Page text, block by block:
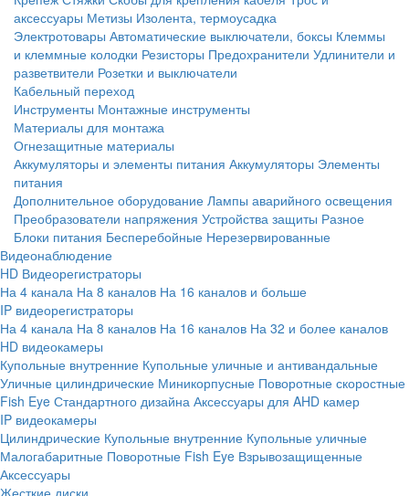
аксессуары Метизы Изолента, термоусадка
Электротовары Автоматические выключатели, боксы Клеммы
и клеммные колодки Резисторы Предохранители Удлинители и
разветвители Розетки и выключатели
Кабельный переход
Инструменты Монтажные инструменты
Материалы для монтажа
Огнезащитные материалы
Аккумуляторы и элементы питания Аккумуляторы Элементы
питания
Дополнительное оборудование Лампы аварийного освещения
Преобразователи напряжения Устройства защиты Разное
Блоки питания Бесперебойные Нерезервированные
Видеонаблюдение
HD Видеорегистраторы
На 4 канала На 8 каналов На 16 каналов и больше
IP видеорегистраторы
На 4 канала На 8 каналов На 16 каналов На 32 и более каналов
HD видеокамеры
Купольные внутренние Купольные уличные и антивандальные
Уличные цилиндрические Миникорпусные Поворотные скоростные
Fish Eye Стандартного дизайна Аксессуары для AHD камер
IP видеокамеры
Цилиндрические Купольные внутренние Купольные уличные
Малогабаритные Поворотные Fish Eye Взрывозащищенные
Аксессуары